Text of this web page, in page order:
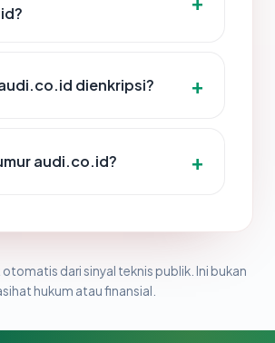
dienkripsi?
audi.co.id?
dari sinyal teknis publik. Ini bukan
hukum atau finansial.